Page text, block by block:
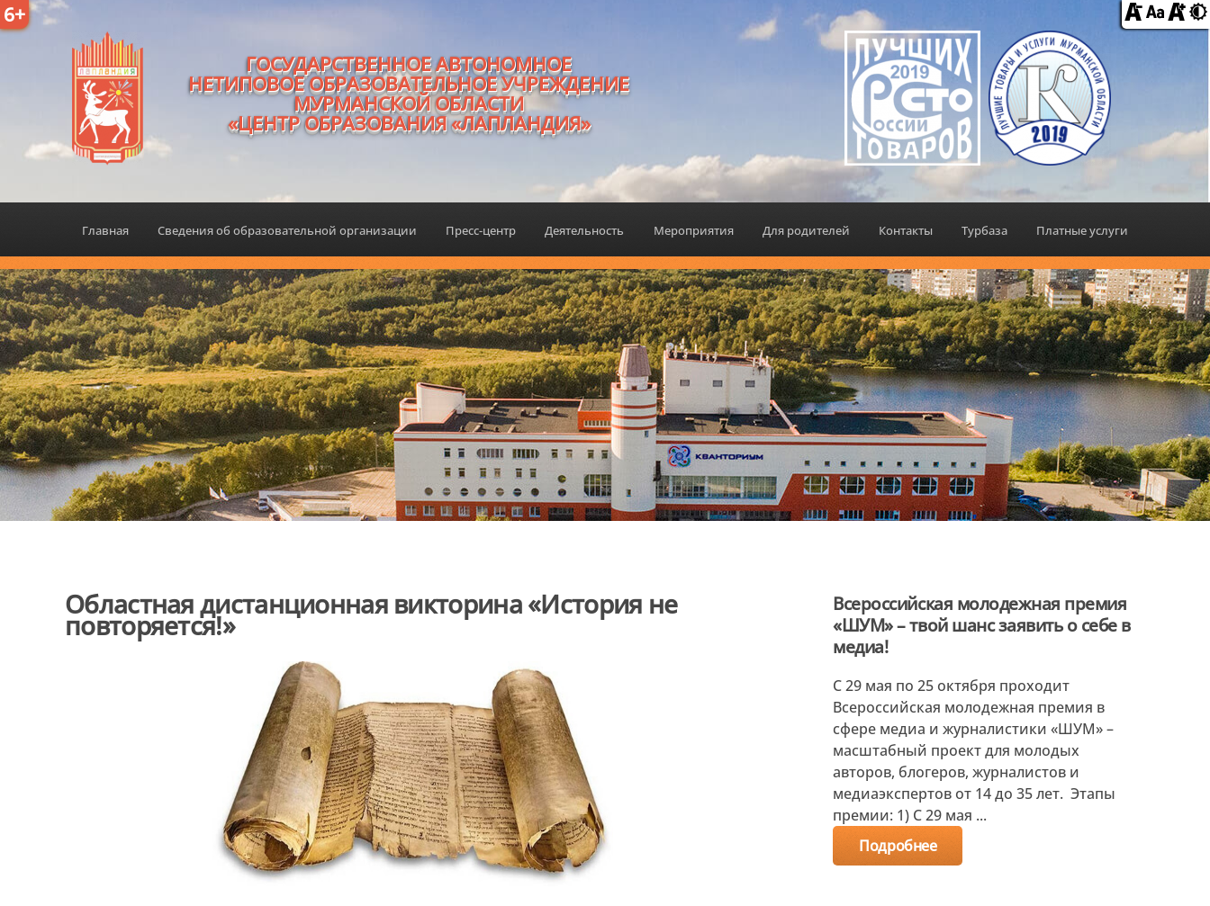
6+
ГОСУДАРСТВЕННОЕ АВТОНОМНОЕ
НЕТИПОВОЕ ОБРАЗОВАТЕЛЬНОЕ УЧРЕЖДЕНИЕ
МУРМАНСКОЙ ОБЛАСТИ
«ЦЕНТР ОБРАЗОВАНИЯ «ЛАПЛАНДИЯ»
Главная Сведения об образовательной организации Пресс-центр Деятельность Мероприятия Для родителей Контакты Турбаза Платные услуги
Областная дистанционная викторина «История не
повторяется!»
Всероссийская молодежная премия
«ШУМ» – твой шанс заявить о себе в
медиа!
С 29 мая по 25 октября проходит
Всероссийская молодежная премия в
сфере медиа и журналистики «ШУМ» –
масштабный проект для молодых
авторов, блогеров, журналистов и
медиаэкспертов от 14 до 35 лет. Этапы
премии: 1) С 29 мая ...
Подробнее